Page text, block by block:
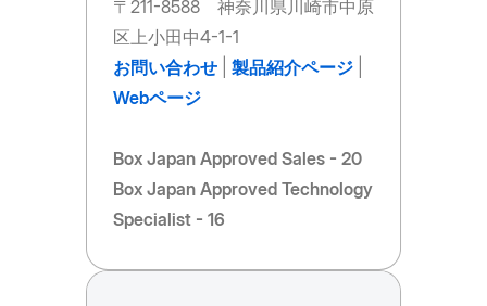
〒211-8588 神奈川県川崎市中原
区上小田中4-1-1
お問い合わせ| 製品紹介ページ
Webページ
Box Japan Approved Sales - 20
Box Japan Approved Technology
Specialist - 16